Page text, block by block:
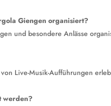
Giengen organisiert?
und besondere Anlässe
Live-Musik-Aufführungen
werden?